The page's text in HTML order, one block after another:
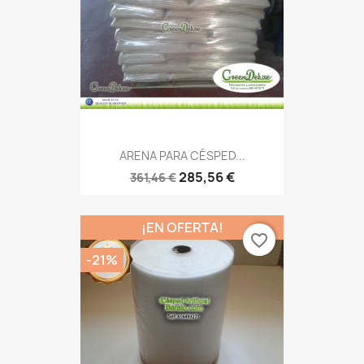
ARENA PARA CÉSPED...
361,46 €285,56 €
¡EN OFERTA!
-21%
favorite_border